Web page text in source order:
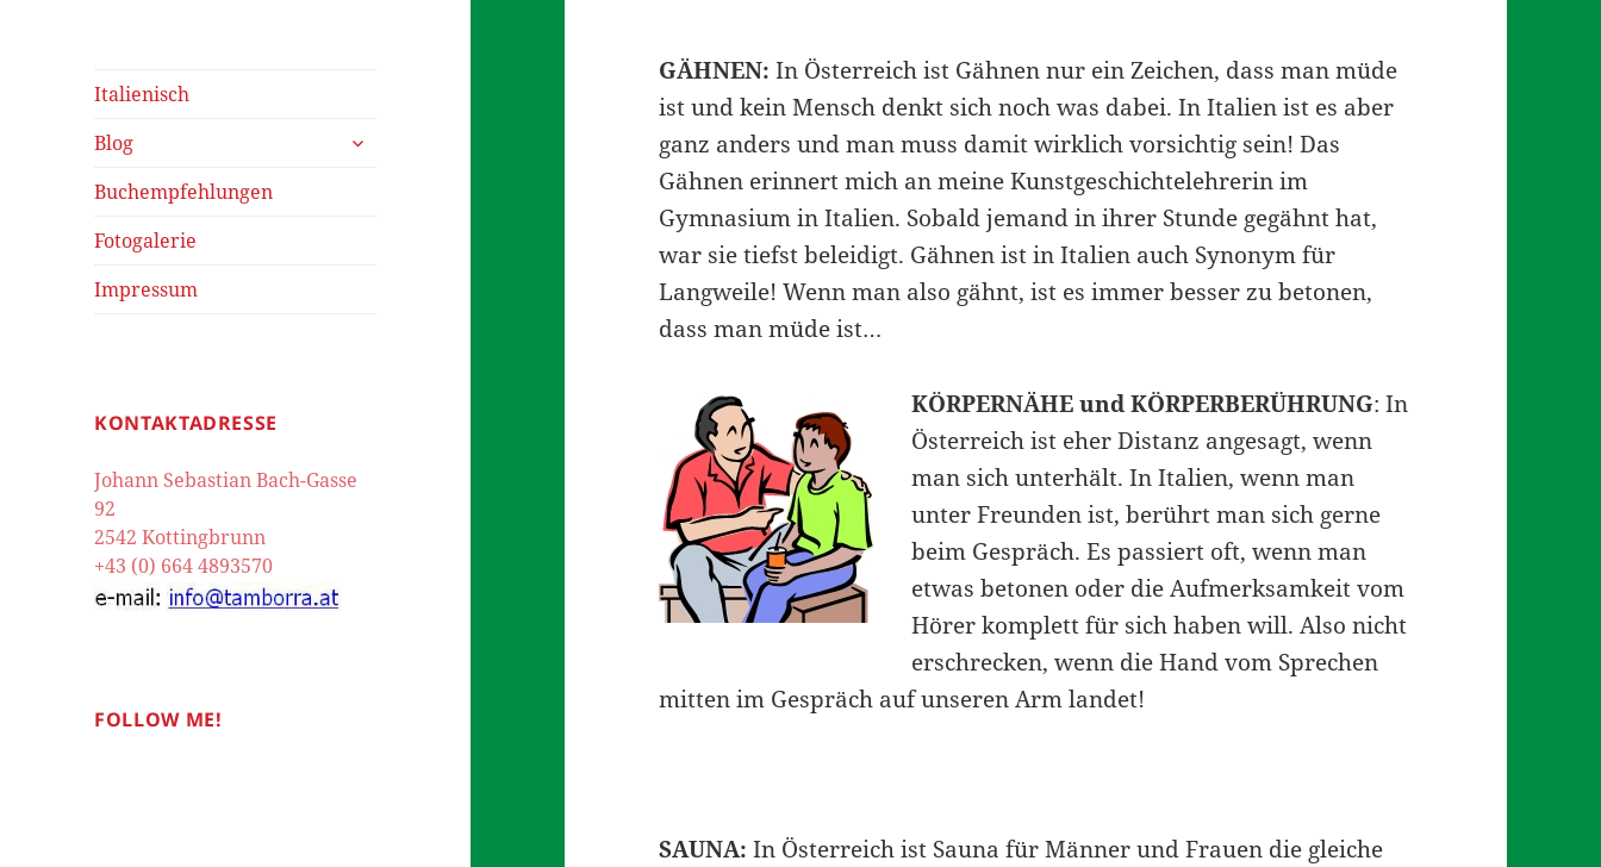
Italienisch
Blog
untermenü
Buchempfehlungen
Fotogalerie
Impressum
KONTAKTADRESSE
Johann Sebastian Bach-Gasse
92
2542 Kottingbrunn
+43 (0) 664 4893570
FOLLOW ME!
GÄHNEN: In Österreich ist Gähnen nur ein Zeichen, dass man müde
ist und kein Mensch denkt sich noch was dabei. In Italien ist es aber
ganz anders und man muss damit wirklich vorsichtig sein! Das
Gähnen erinnert mich an meine Kunstgeschichtelehrerin im
Gymnasium in Italien. Sobald jemand in ihrer Stunde gegähnt hat,
war sie tiefst beleidigt. Gähnen ist in Italien auch Synonym für
Langweile! Wenn man also gähnt, ist es immer besser zu betonen,
dass man müde ist…
KÖRPERNÄHE und KÖRPERBERÜHRUNG: In
Österreich ist eher Distanz angesagt, wenn
man sich unterhält. In Italien, wenn man
unter Freunden ist, berührt man sich gerne
beim Gespräch. Es passiert oft, wenn man
etwas betonen oder die Aufmerksamkeit vom
Hörer komplett für sich haben will. Also nicht
erschrecken, wenn die Hand vom Sprechen
mitten im Gespräch auf unseren Arm landet!
SAUNA: In Österreich ist Sauna für Männer und Frauen die gleiche